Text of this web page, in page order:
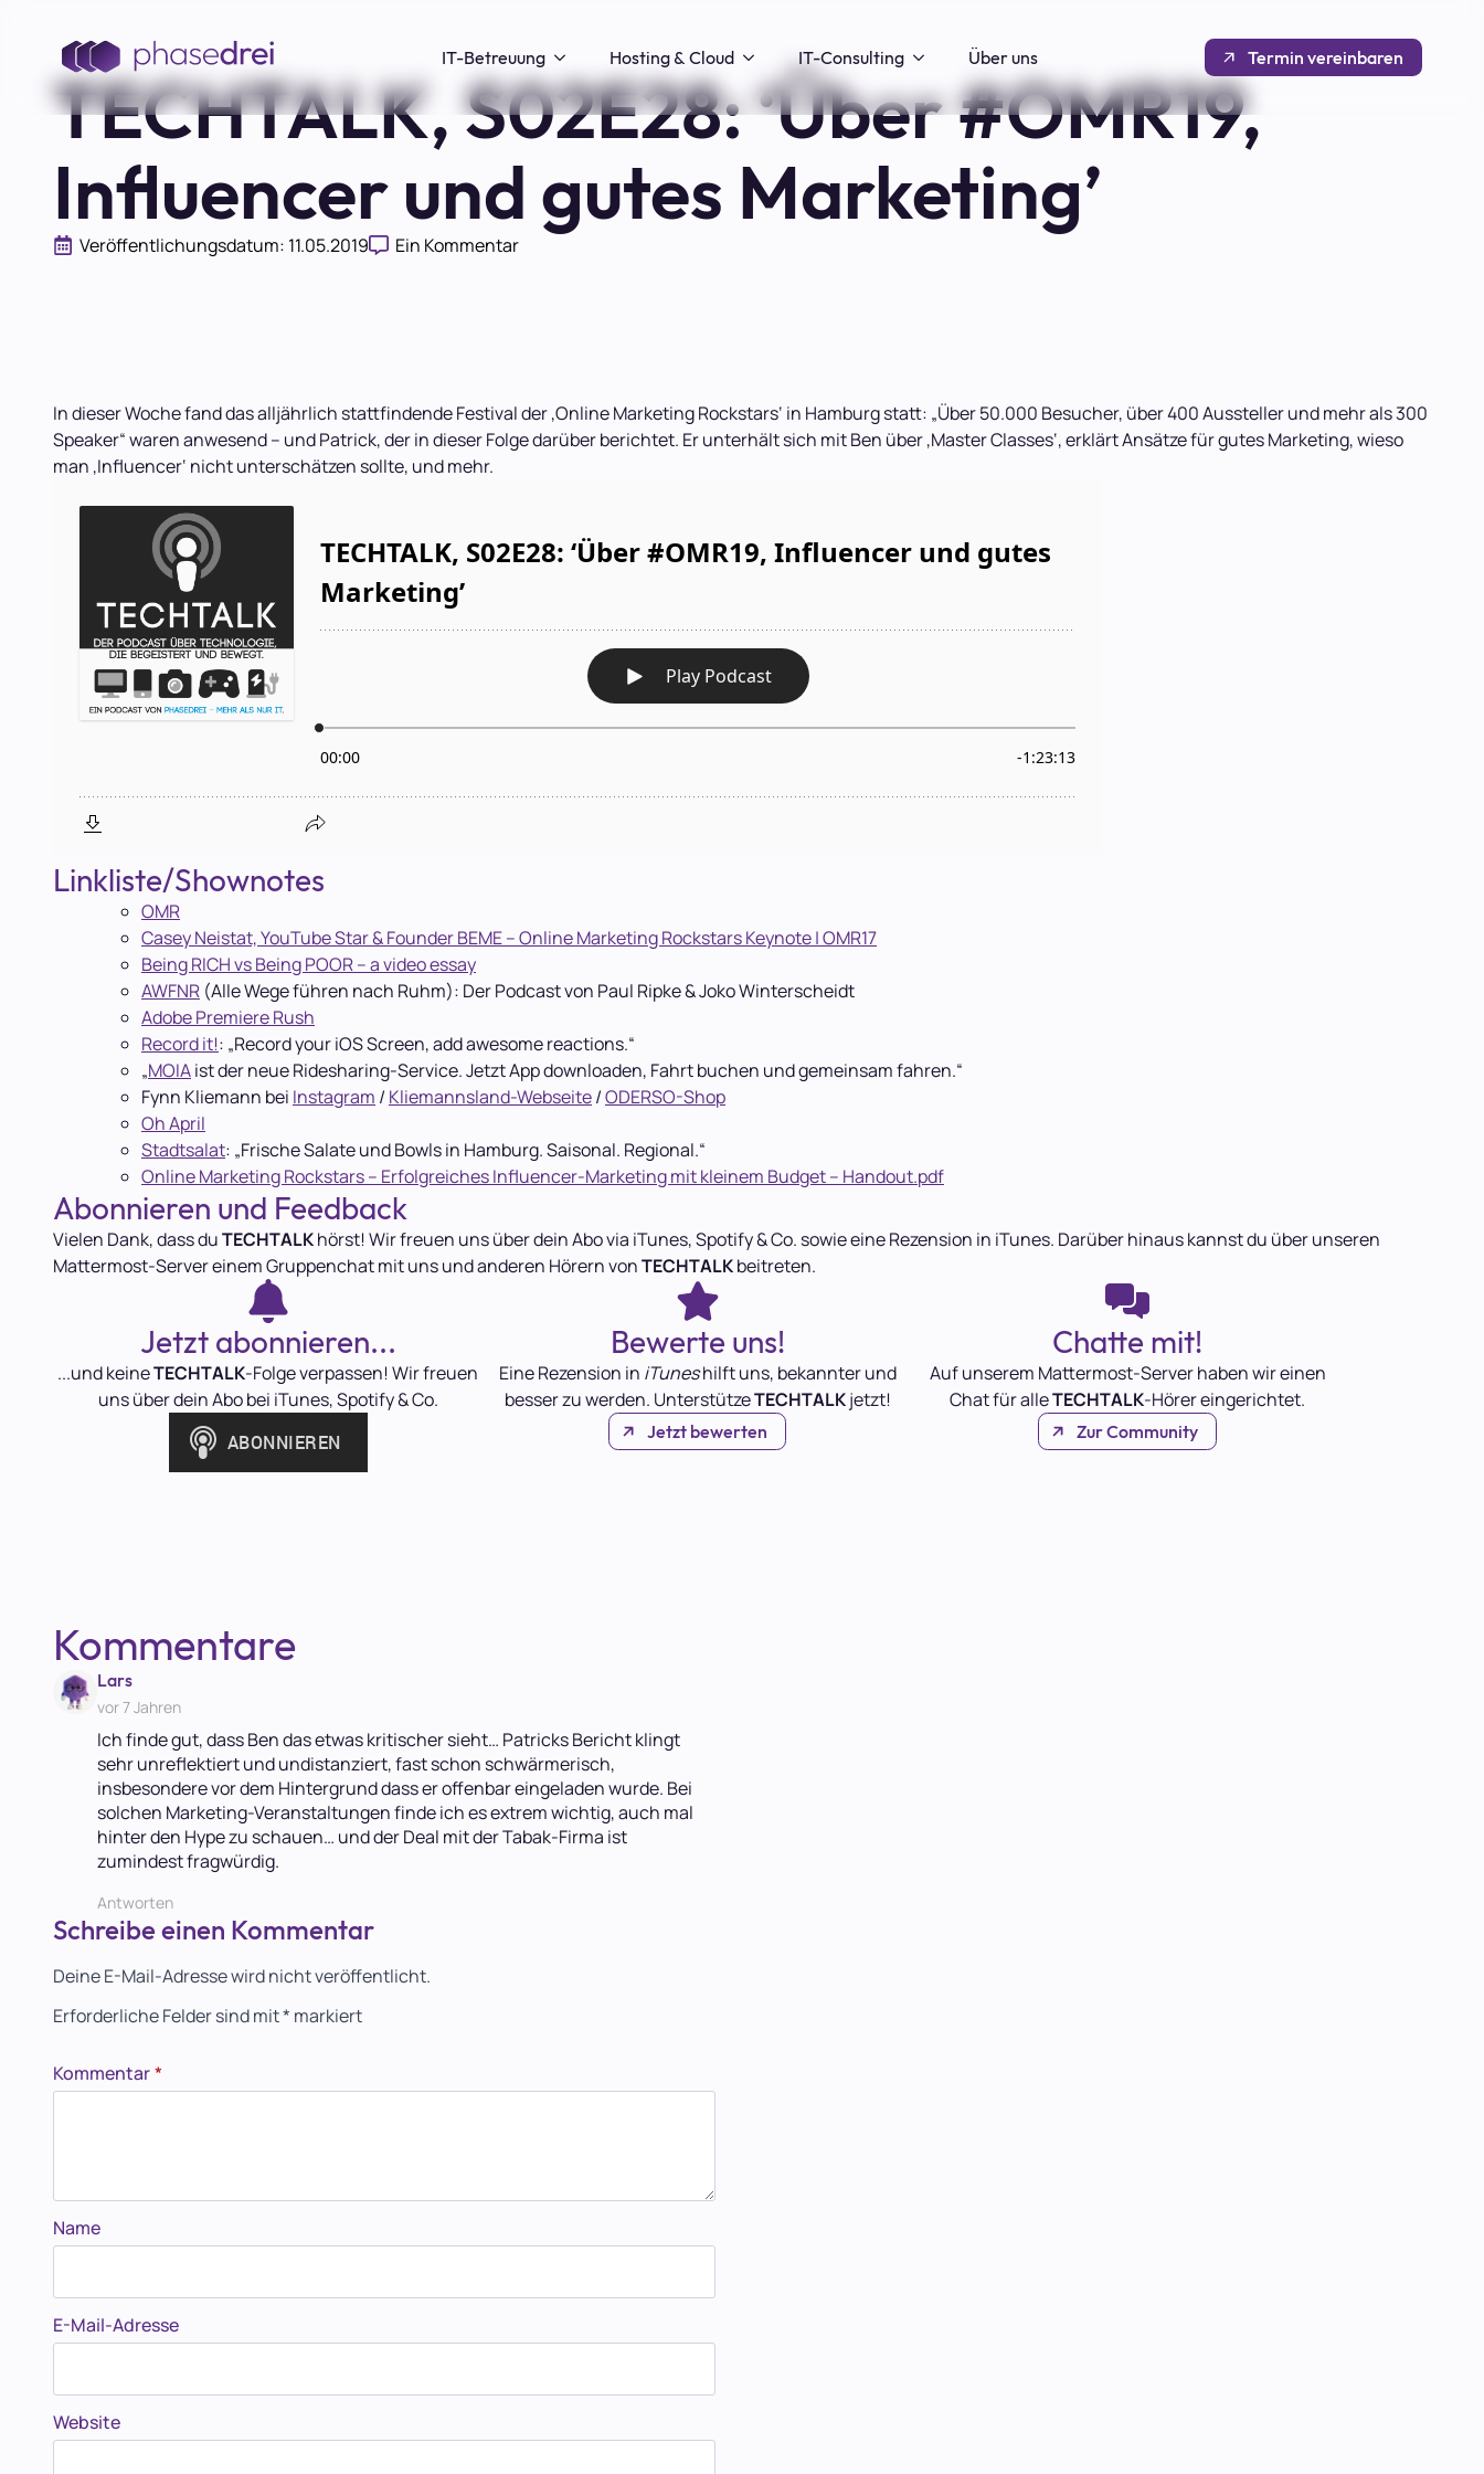
IT-Betreuung Hosting & Cloud IT-Consulting Über uns Termin vereinbaren
TECHTALK, S02E28: ‘Über #OMR19,
Influencer und gutes Marketing’
Veröffentlichungsdatum: 11.05.2019 Ein Kommentar
In dieser Woche fand das alljährlich stattfindende Festival der ‚Online Marketing Rockstars‘ in Hamburg statt: „Über 50.000 Besucher, über 400 Aussteller und mehr als 300
Speaker“ waren anwesend – und Patrick, der in dieser Folge darüber berichtet. Er unterhält sich mit Ben über ‚Master Classes‘, erklärt Ansätze für gutes Marketing, wieso
man ‚Influencer‘ nicht unterschätzen sollte, und mehr.
Linkliste/Shownotes
OMR
Casey Neistat, YouTube Star & Founder BEME – Online Marketing Rockstars Keynote | OMR17
Being RICH vs Being POOR – a video essay
AWFNR (Alle Wege führen nach Ruhm): Der Podcast von Paul Ripke & Joko Winterscheidt
Adobe Premiere Rush
Record it!: „Record your iOS Screen, add awesome reactions.“
„MOIAist der neue Ridesharing-Service. Jetzt App downloaden, Fahrt buchen und gemeinsam fahren.“
Fynn Kliemann bei Instagram / Kliemannsland-Webseite/ODERSO-Shop
Oh April
Stadtsalat: „Frische Salate und Bowls in Hamburg. Saisonal. Regional.“
Online Marketing Rockstars – Erfolgreiches Influencer-Marketing mit kleinem Budget – Handout.pdf
Abonnieren und Feedback
Vielen Dank, dass duTECHTALKhörst! Wir freuen uns über dein Abo via iTunes, Spotify & Co. sowie eine Rezension in iTunes. Darüber hinaus kannst du über unseren
Mattermost-Server einem Gruppenchat mit uns und anderen Hörern vonTECHTALKbeitreten.
Jetzt abonnieren...
...und keineTECHTALK-Folge verpassen! Wir freuen
uns über dein Abo bei iTunes, Spotify & Co.
Bewerte uns!
Eine Rezension in iTuneshilft uns, bekannter und
besser zu werden. UnterstützeTECHTALKjetzt!
Jetzt bewerten
Chatte mit!
Auf unserem Mattermost-Server haben wir einen
Chat für alleTECHTALK-Hörer eingerichtet.
Zur Community
Kommentare
Larssays:
vor 7 Jahren
Ich finde gut, dass Ben das etwas kritischer sieht… Patricks Bericht klingt
sehr unreflektiert und undistanziert, fast schon schwärmerisch,
insbesondere vor dem Hintergrund dass er offenbar eingeladen wurde. Bei
solchen Marketing-Veranstaltungen finde ich es extrem wichtig, auch mal
hinter den Hype zu schauen… und der Deal mit der Tabak-Firma ist
zumindest fragwürdig.
Antworten
Schreibe einen Kommentar
Deine E-Mail-Adresse wird nicht veröffentlicht.
Erforderliche Felder sind mit* markiert
Kommentar*
Name
E-Mail-Adresse
Website